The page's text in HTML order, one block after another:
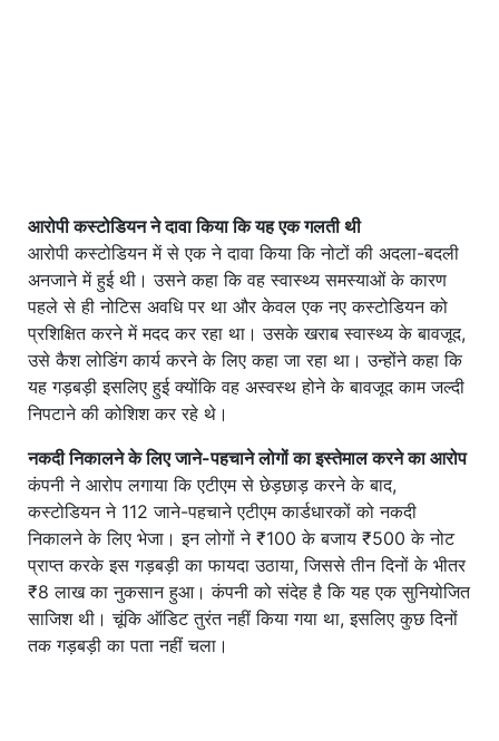
आरोपी कस्टोडियन ने दावा किया कि यह एक गलती थी
आरोपी कस्टोडियन में से एक ने दावा किया कि नोटों की अदला-बदली
अनजाने में हुई थी। उसने कहा कि वह स्वास्थ्य समस्याओं के कारण
पहले से ही नोटिस अवधि पर था और केवल एक नए कस्टोडियन को
प्रशिक्षित करने में मदद कर रहा था। उसके खराब स्वास्थ्य के बावजूद,
उसे कैश लोडिंग कार्य करने के लिए कहा जा रहा था। उन्होंने कहा कि
यह गड़बड़ी इसलिए हुई क्योंकि वह अस्वस्थ होने के बावजूद काम जल्दी
निपटाने की कोशिश कर रहे थे।
नकदी निकालने के लिए जाने-पहचाने लोगों का इस्तेमाल करने का आरोप
कंपनी ने आरोप लगाया कि एटीएम से छेड़छाड़ करने के बाद,
कस्टोडियन ने 112 जाने-पहचाने एटीएम कार्डधारकों को नकदी
निकालने के लिए भेजा। इन लोगों ने ₹100 के बजाय ₹500 के नोट
प्राप्त करके इस गड़बड़ी का फायदा उठाया, जिससे तीन दिनों के भीतर
₹8 लाख का नुकसान हुआ। कंपनी को संदेह है कि यह एक सुनियोजित
साजिश थी। चूंकि ऑडिट तुरंत नहीं किया गया था, इसलिए कुछ दिनों
तक गड़बड़ी का पता नहीं चला।